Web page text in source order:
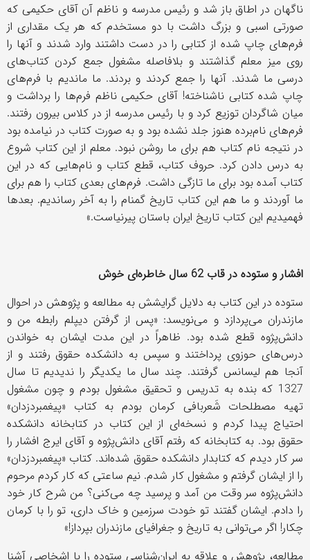
ناگهان در اطاق باز شد و رئیس مدرسه و ناظم آن آقای حکیمی که
صورتی اسبی و بزرگ داشت با دو مستخدم که هر یک مقداری از
فرم‌های چاپ شده از کتابی را در دست داشتند وارد شدند و آنها را
روی میز معلم گذاشتند و بلافاصله مشغول جمع کردن کتاب‌های
درسی ما شدند. آنها را جمع کردند و بردند. ما ماندیم با فرم‌های
چاپ شده کتابی ناشناخته! آقای حکیمی ناظم فرم‌ها را برداشت و
میان شاگردان توزیع کرد و با رئیس مدرسه از در کلاس بیرون رفتند.
فرم‌های نام‌برده هنوز جلد نشده بود و به صورت کتاب در نیامده بود
در نتیجه نام کتاب هم برای ما روشن نبود. معلم از این کتاب شروع
به درس دادن کرد. حروف کتاب، قطع کتاب و نام‌هایی که در این
کتاب آمده بود برای ما تازگی داشت. فرم‌های بعدی کتاب را هم برای
ما آوردند و ما هم این کتاب تاریخ گمنام را به آخر رساندیم. بعدها
فهمیدیم این کتاب تاریخ ایران باستان پیرنیاست.»
افشار و ستوده در قاب 62 سال خاطره‌ای خوش
ستوده در این کتاب به دلایل گرایشش به مطالعه و پژوهش در احوال
مازندران می‌پردازد و می‌نویسد: «پس از گرفتن دیپلم رابطه من و
دانش‌پژوه قطع شده بود. ظاهراً در این مدت ایشان به خواندن
درس‌های حوزوی پرداختند و سپس به دانشکده حقوق رفتند و از
آنجا هم لیسانس گرفتند. چند سال ما یکدیگر را ندیدیم تا سال
1327 که بنده به تدریس و تحقیق مشغول بودم و چون مشغول
تهیه مصطلحات شَعربافی کرمان بودم به کتاب «پیغمبردزدان»
احتیاج پیدا کردم و نسخه‌ای از این کتاب در کتابخانه دانشکده
حقوق بود. به کتابخانه که رفتم آقای دانش‌پژوه و آقای ایرج افشار را
سر کار دیدم که کتابدار دانشکده حقوق شده‌اند. کتاب «پیغمبردزدان»
را از ایشان گرفتم و مشغول کار شدم. نیم ساعتی که کار کردم مرحوم
دانش‌پژوه سر وقت من آمد و پرسید چه می‌کنی؟ من شرح کار خود
را دادم. ایشان گفتند تو خودت سرزمین و خاک داری، تو را با کرمان
چکار! اگر می‌توانی به تاریخ و جغرافیای مازندران بپرداز!»
مطالعه، پژوهش و علاقه به ایران‌شناسی ستوده را با اشخاصی آشنا